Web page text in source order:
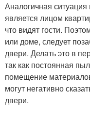
Аналогичная
является лицом
что видят гости.
или доме, следует
двери. Делать это в
так как постоянная
помещение
могут негативно
двери.